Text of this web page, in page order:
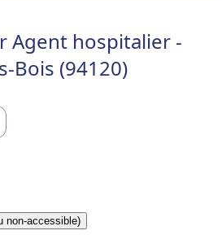
Agent hospitalier -
Bois (94120)
non-accessible)